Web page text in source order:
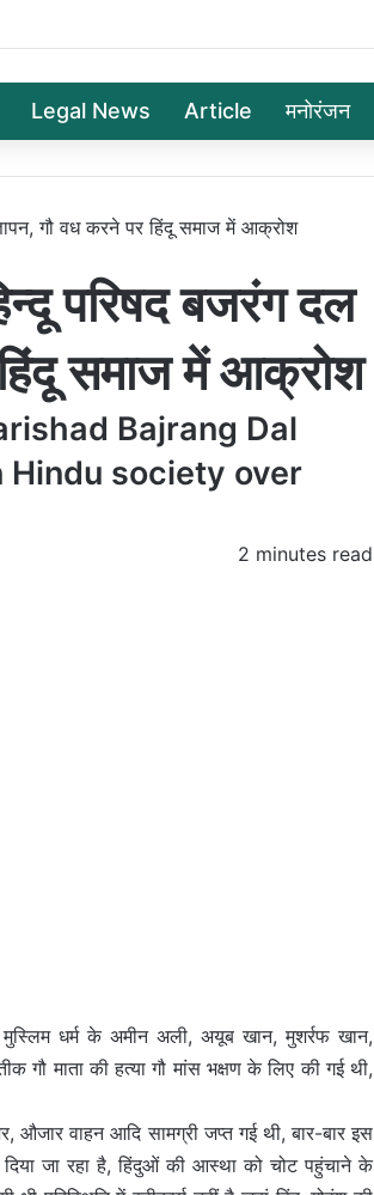
Legal News Article मनोरंजन
गौ वध करने पर हिंदू समाज में आक्रोश
परिषद बजरंग दल
हिंदू समाज में आक्रोश
Bajrang Dal
Hindu society over
2 minutes read
धर्म के अमीन अली, अयूब खान, मुशर्रफ खान,
गौ माता की हत्या गौ मांस भक्षण के लिए की गई थी,
औजार वाहन आदि सामग्री जप्त गई थी, बार-बार इस
दिया जा रहा है, हिंदुओं की आस्था को चोट पहुंचाने के